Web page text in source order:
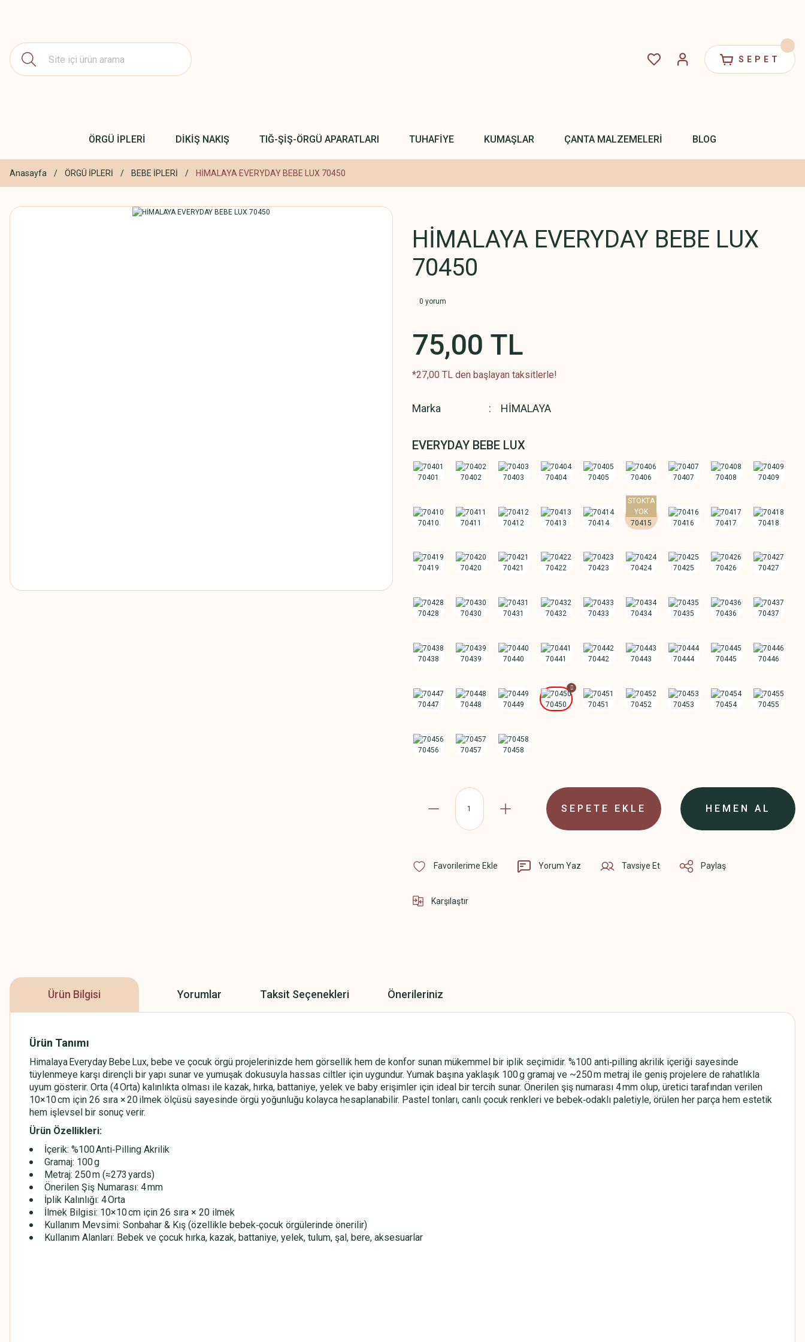
SEPET
ÖRGÜ İPLERİ DİKİŞ NAKIŞ TIĞ-ŞİŞ-ÖRGÜ APARATLARI TUHAFİYE KUMAŞLAR ÇANTA MALZEMELERİ BLOG
Anasayfa ÖRGÜ İPLERİ BEBE İPLERİ HİMALAYA EVERYDAY BEBE LUX 70450
HİMALAYA EVERYDAY BEBE LUX
70450
0 yorum
75,00 TL
*27,00 TL den başlayan taksitlerle!
Marka HİMALAYA
EVERYDAY BEBE LUX
SEPETE EKLE HEMEN AL
Yorum Yaz Tavsiye Et Paylaş
Karşılaştır
Ürün Bilgisi Yorumlar Taksit Seçenekleri Önerileriniz
Ürün Tanımı
Himalaya Everyday Bebe Lux, bebe ve çocuk örgü projelerinizde hem görsellik hem de konfor sunan mükemmel bir iplik seçimidir. %100 anti‑pilling akrilik içeriği sayesinde
tüylenmeye karşı dirençli bir yapı sunar ve yumuşak dokusuyla hassas ciltler için uygundur. Yumak başına yaklaşık 100 g gramaj ve ~250 m metraj ile geniş projelere de rahatlıkla
uyum gösterir. Orta (4 Orta) kalınlıkta olması ile kazak, hırka, battaniye, yelek ve baby erişimler için ideal bir tercih sunar. Önerilen şiş numarası 4 mm olup, üretici tarafından verilen
10×10 cm için 26 sıra × 20 ilmek ölçüsü sayesinde örgü yoğunluğu kolayca hesaplanabilir. Pastel tonları, canlı çocuk renkleri ve bebek‑odaklı paletiyle, örülen her parça hem estetik
hem işlevsel bir sonuç verir.
Ürün Özellikleri:
İçerik: %100 Anti‑Pilling Akrilik
Gramaj: 100 g
Metraj: 250 m (≈273 yards)
Önerilen Şiş Numarası: 4 mm
İplik Kalınlığı: 4 Orta
İlmek Bilgisi: 10×10 cm için 26 sıra × 20 ilmek
Kullanım Mevsimi: Sonbahar & Kış (özellikle bebek‑çocuk örgülerinde önerilir)
Kullanım Alanları: Bebek ve çocuk hırka, kazak, battaniye, yelek, tulum, şal, bere, aksesuarlar